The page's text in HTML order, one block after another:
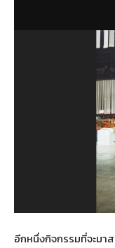
อีกหนึ่งกิจกรรมที่จะมา